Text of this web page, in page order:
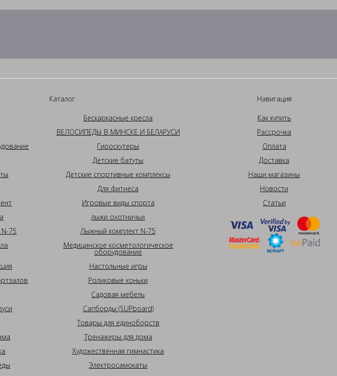
Каталог
Бескаркасные кресла
ВЕЛОСИПЕДЫ В МИНСКЕ И БЕЛАРУСИ
Гироскутеры
Детские батуты
Детские спортивные комплексы
Для фитнеса
Игровые виды спорта
лыжи охотничьи
75
Лыжный комплект N-75
Медицинское косметологическое
оборудование
Настольные игры
Роликовые коньки
Садовая мебель
Сапборды (SUPboard)
Товары для единоборств
Тренажеры для дома
Художественная гимнастика
Электросамокаты
Навигация
Как купить
Рассрочка
Оплата
Доставка
Наши магазины
Новости
Статьи